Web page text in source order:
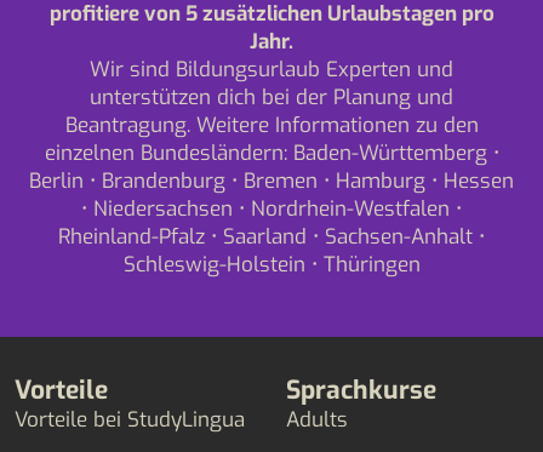
profitiere von 5 zusätzlichen Urlaubstagen pro
Jahr.
Wir sind Bildungsurlaub Experten und
unterstützen dich bei der Planung und
Beantragung. Weitere Informationen zu den
einzelnen Bundesländern: Baden-Württemberg•
Berlin • Brandenburg • Bremen • Hamburg • Hessen
• Niedersachsen • Nordrhein-Westfalen •
Rheinland-Pfalz • Saarland • Sachsen-Anhalt •
Schleswig-Holstein • Thüringen
Vorteile
Vorteile bei StudyLingua
Sprachkurse
Adults